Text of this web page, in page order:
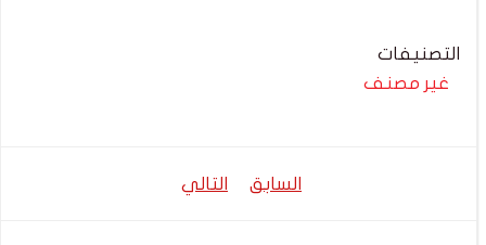
التصنيفات
غير مصنف
السابق
تصفّح
التالي